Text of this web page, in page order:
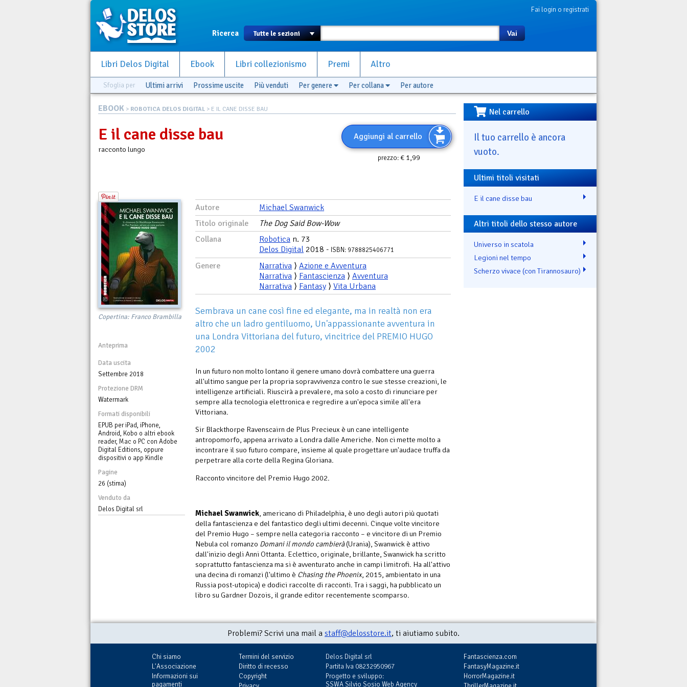
Fai login o registrati
Ricerca Vai
Libri Delos Digital Ebook Libri collezionismo Premi Altro
Sfoglia per Ultimi arrivi Prossime uscite Più venduti Per genere Per collana Per autore
EBOOK > ROBOTICA DELOS DIGITAL > E IL CANE DISSE BAU
Aggiungi al carrello
prezzo:€ 1,99
E il cane disse bau
racconto lungo
Copertina: Franco Brambilla
Anteprima
Data uscita
Settembre 2018
Protezione DRM
Watermark
Formati disponibili
EPUB per iPad, iPhone,
Android, Kobo o altri ebook
reader, Mac o PC con Adobe
Digital Editions, oppure
dispositivi o app Kindle
Pagine
26 (stima)
Venduto da
Delos Digital srl
Autore
Michael Swanwick
Titolo originale
The Dog Said Bow-Wow
Collana
Robotica n. 73
Delos Digital 2018 - ISBN: 9788825406771
Genere Narrativa ⟩ Azione e Avventura
Narrativa ⟩ Fantascienza ⟩ Avventura
Narrativa ⟩ Fantasy ⟩ Vita Urbana
Sembrava un cane così fine ed elegante, ma in realtà non era
altro che un ladro gentiluomo, Un'appassionante avventura in
una Londra Vittoriana del futuro, vincitrice del PREMIO HUGO
2002
In un futuro non molto lontano il genere umano dovrà combattere una guerra
all'ultimo sangue per la propria sopravvivenza contro le sue stesse creazioni, le
intelligenze artificiali. Riuscirà a prevalere, ma solo a costo di rinunciare per
sempre alla tecnologia elettronica e regredire a un'epoca simile all'era
Vittoriana.
Sir Blackthorpe Ravenscairn de Plus Precieux è un cane intelligente
antropomorfo, appena arrivato a Londra dalle Americhe. Non ci mette molto a
incontrare il suo futuro compare, insieme al quale progettare un'audace truffa da
perpetrare alla corte della Regina Gloriana.
Racconto vincitore del Premio Hugo 2002.
Michael Swanwick, americano di Philadelphia, è uno degli autori più quotati
della fantascienza e del fantastico degli ultimi decenni. Cinque volte vincitore
del Premio Hugo – sempre nella categoria racconto – e vincitore di un Premio
Nebula col romanzo Domani il mondo cambierà(Urania), Swanwick è attivo
dall'inizio degli Anni Ottanta. Eclettico, originale, brillante, Swanwick ha scritto
soprattutto fantascienza ma si è avventurato anche in campi limitrofi. Ha all'attivo
una decina di romanzi (l'ultimo è Chasing the Phoenix, 2015, ambientato in una
Russia post-utopica) e dodici raccolte di racconti. Tra i saggi, ha pubblicato un
libro su Gardner Dozois, il grande editor recentemente scomparso.
Nel carrello
Il tuo carrello è ancora
vuoto.
Ultimi titoli visitati
E il cane disse bau
Altri titoli dello stesso autore
Universo in scatola
Legioni nel tempo
Scherzo vivace (con Tirannosauro)
Problemi? Scrivi una mail a staff@delosstore.it, ti aiutiamo subito.
Chi siamo
L'Associazione
Informazioni sui
pagamenti
Termini del servizio
Diritto di recesso
Copyright
Delos Digital srl
Partita Iva 08232950967
Progetto e sviluppo:
SSWA Silvio Sosio Web Agency
Fantascienza.com
FantasyMagazine.it
HorrorMagazine.it